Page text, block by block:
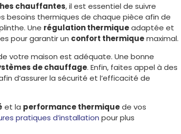
chauffantes, il est essentiel de suivre
besoins thermiques de chaque pièce afin de
Une régulation thermiqueadaptée et
pour garantir un confort thermiquemaximal.
votre maison est adéquate. Une bonne
de chauffage. Enfin, faites appel à des
d’assurer la sécurité et l’efficacité de
et la performance thermiquede vos
pratiques d’installation pour plus